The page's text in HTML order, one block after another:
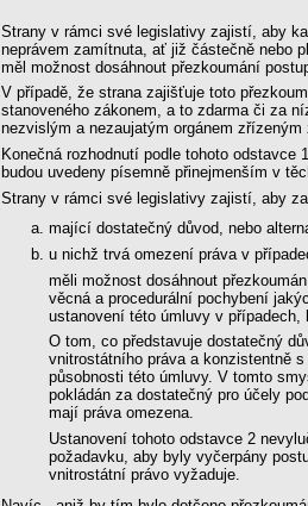
Strany v rámci své legislativy zajistí, aby
neprávem zamítnuta, ať již částečně nebo
měl možnost dosáhnout přezkoumání
V případě, že strana zajišťuje toto
stanoveného zákonem, a to zdarma či za
nezvislým a nezaujatým orgánem zřízeným
Konečná rozhodnutí podle tohoto odstavce
budou uvedeny písemně přinejmenším v
Strany v rámci své legislativy zajistí, aby
mající dostatečný důvod, nebo
u nichž trvá omezení práva v
měli možnost dosáhnout
věcná a procedurální pochybení
ustanovení této úmluvy v
O tom, co představuje dostatečný
vnitrostátního práva a konzistentně
působnosti této úmluvy. V tomto
pokládán za dostatečný pro účely
mají práva omezena.
Ustanovení tohoto odstavce 2
požadavku, aby byly vyčerpány
vnitrostátní právo vyžaduje.